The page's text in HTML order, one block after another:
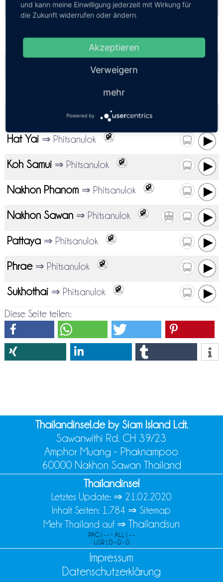
⇒ Phitsanulok
⇒ Phitsanulok
Hat Yai ⇒ Phitsanulok
Koh Samui ⇒ Phitsanulok
Nakhon Phanom ⇒ Phitsanulok
Nakhon Sawan ⇒ Phitsanulok
Pattaya ⇒ Phitsanulok
Phrae ⇒ Phitsanulok
Sukhothai ⇒ Phitsanulok
Diese Seite teilen:
Thailandinsel.de by Siam Island Ldt.
Sawanwithi Rd. CH 39/23
Amphor Muang - Phaknampoo
60000 Nakhon Sawan Thailand
Thailandinsel
Letztes Update: ⇒ 21.02.2020
Inhalt Seiten: 1.784 ⇒ Sitemap
Mehr Thailand auf ⇒ Thailandsun
PAG | - - • ALL | - -
USR | 0 - 0 - 0
Impressum
Datenschutzerklärung
und kann meine Einwilligung jederzeit mit Wirkung für
die Zukunft widerrufen oder ändern.
Akzeptieren
Verweigern
mehr
Powered by